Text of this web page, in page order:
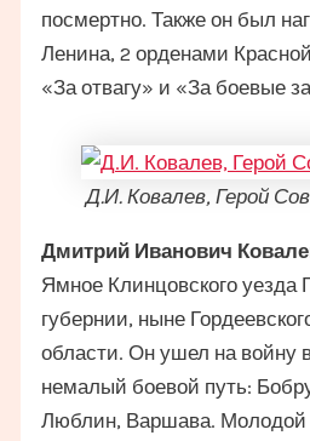
посмертно. Также он был
Ленина, 2 орденами
«За отвагу» и «За боевые
Д.И. Ковалев, Герой
Дмитрий Иванович
Ямное Клинцовского уезда
губернии, ныне
области. Он ушел на войну
немалый боевой путь:
Люблин, Варшава. Молодой